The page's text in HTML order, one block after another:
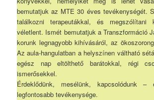
bemutatjuk az MTE 30 éves tevékenységét.
találkozni terapeutákkal, és megszólítani
véletlent. Ismét bemutatjuk a Transzformáció
korunk legnagyobb kihívásáról, az
Az aula-hangulatban a helyszínen váltható
egész nap eltölthető barátokkal, régi
ismerősekkel.
Érdeklődünk, mesélünk, kapcsolódunk –
legfontosabb tevékenysége.